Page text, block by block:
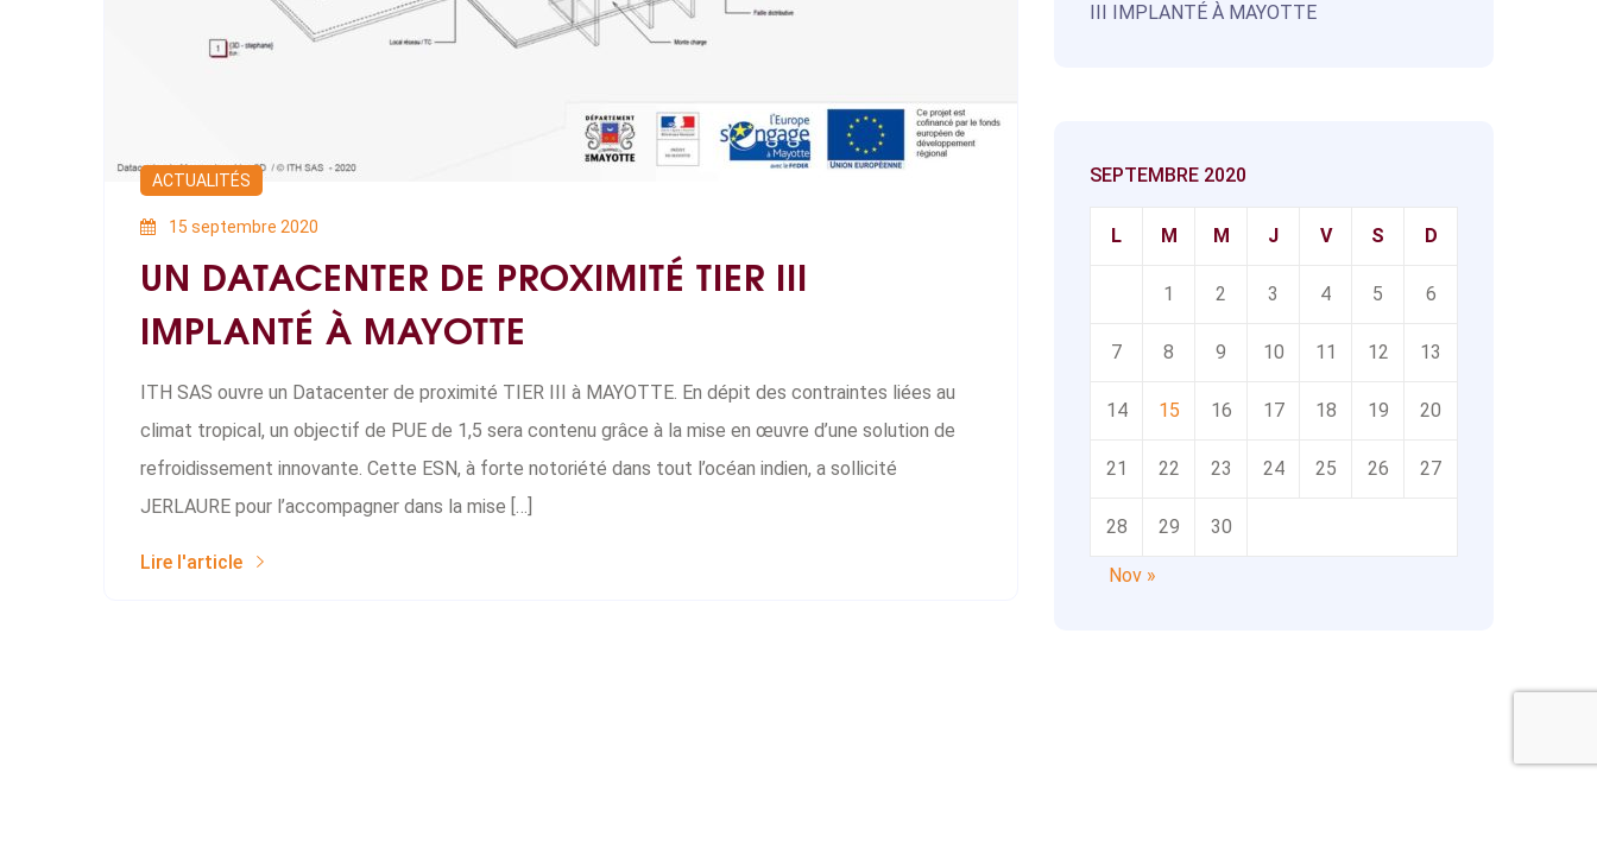
ACTUALITÉS
15 septembre 2020
UN DATACENTER DE PROXIMITÉ TIER III
IMPLANTÉ À MAYOTTE
ITH SAS ouvre un Datacenter de proximité TIER III à MAYOTTE. En dépit des contraintes liées au
climat tropical, un objectif de PUE de 1,5 sera contenu grâce à la mise en œuvre d’une solution de
refroidissement innovante. Cette ESN, à forte notoriété dans tout l’océan indien, a sollicité
JERLAURE pour l’accompagner dans la mise […]
Lire l'article
III IMPLANTÉ À MAYOTTE
SEPTEMBRE 2020
L M M J V S D
1 2 3 4 5 6
7 8 9 10 11 12 13
14 15 16 17 18 19 20
21 22 23 24 25 26 27
28 29 30
Nov »